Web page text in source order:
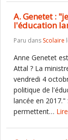
A. Genetet :
l'éducation
Paru dans Scolaire
Anne Genetet
Attal ? La
vendredi 4
politique de
lancée en
permettent…